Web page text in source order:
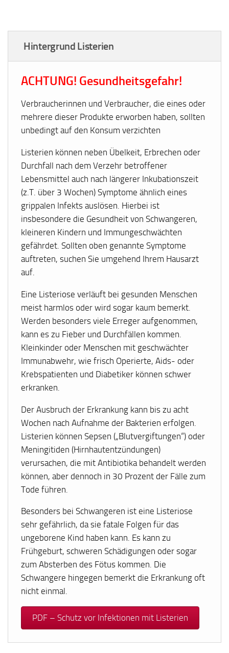
Hintergrund Listerien
ACHTUNG! Gesundheitsgefahr!
Verbraucherinnen und Verbraucher, die eines oder
mehrere dieser Produkte erworben haben, sollten
unbedingt auf den Konsum verzichten
Listerien können neben Übelkeit, Erbrechen oder
Durchfall nach dem Verzehr betroffener
Lebensmittel auch nach längerer Inkubationszeit
(z.T. über 3 Wochen) Symptome ähnlich eines
grippalen Infekts auslösen. Hierbei ist
insbesondere die Gesundheit von Schwangeren,
kleineren Kindern und Immungeschwächten
gefährdet. Sollten oben genannte Symptome
auftreten, suchen Sie umgehend Ihrem Hausarzt
auf.
Eine Listeriose verläuft bei gesunden Menschen
meist harmlos oder wird sogar kaum bemerkt.
Werden besonders viele Erreger aufgenommen,
kann es zu Fieber und Durchfällen kommen.
Kleinkinder oder Menschen mit geschwächter
Immunabwehr, wie frisch Operierte, Aids- oder
Krebspatienten und Diabetiker können schwer
erkranken.
Der Ausbruch der Erkrankung kann bis zu acht
Wochen nach Aufnahme der Bakterien erfolgen.
Listerien können Sepsen („Blutvergiftungen“) oder
Meningitiden (Hirnhautentzündungen)
verursachen, die mit Antibiotika behandelt werden
können, aber dennoch in 30 Prozent der Fälle zum
Tode führen.
Besonders bei Schwangeren ist eine Listeriose
sehr gefährlich, da sie fatale Folgen für das
ungeborene Kind haben kann. Es kann zu
Frühgeburt, schweren Schädigungen oder sogar
zum Absterben des Fötus kommen. Die
Schwangere hingegen bemerkt die Erkrankung oft
nicht einmal.
PDF – Schutz vor Infektionen mit Listerien